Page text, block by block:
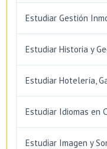
Estudiar Gestión
Estudiar Historia y
Estudiar Hotelería,
Estudiar Idiomas en
Estudiar Imagen y